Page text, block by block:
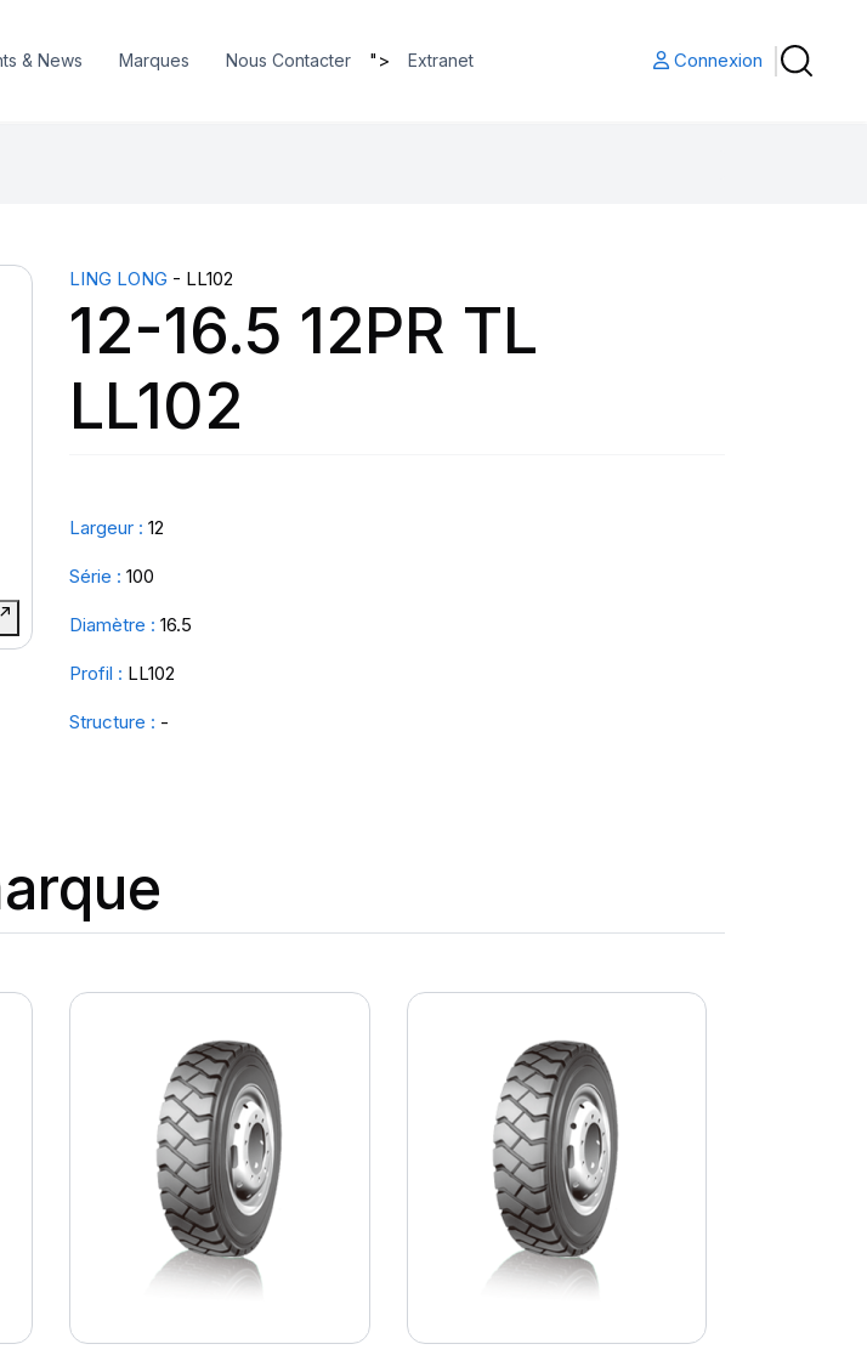
& News Marques Nous Contacter "> Extranet Connexion
LING LONG - LL102
12-16.5 12PR TL
LL102
Largeur : 12
Série : 100
Diamètre : 16.5
Profil : LL102
Structure : -